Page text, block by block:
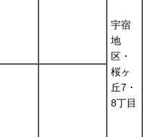
宇宿
地
区・
桜ヶ
丘7・
8丁目